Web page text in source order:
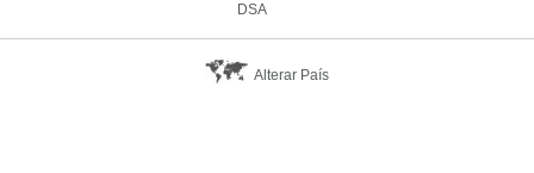
DSA
Alterar País